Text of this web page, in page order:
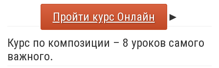
Пройти курс Онлайн
►
Курс по композиции – 8 уроков самого
важного.